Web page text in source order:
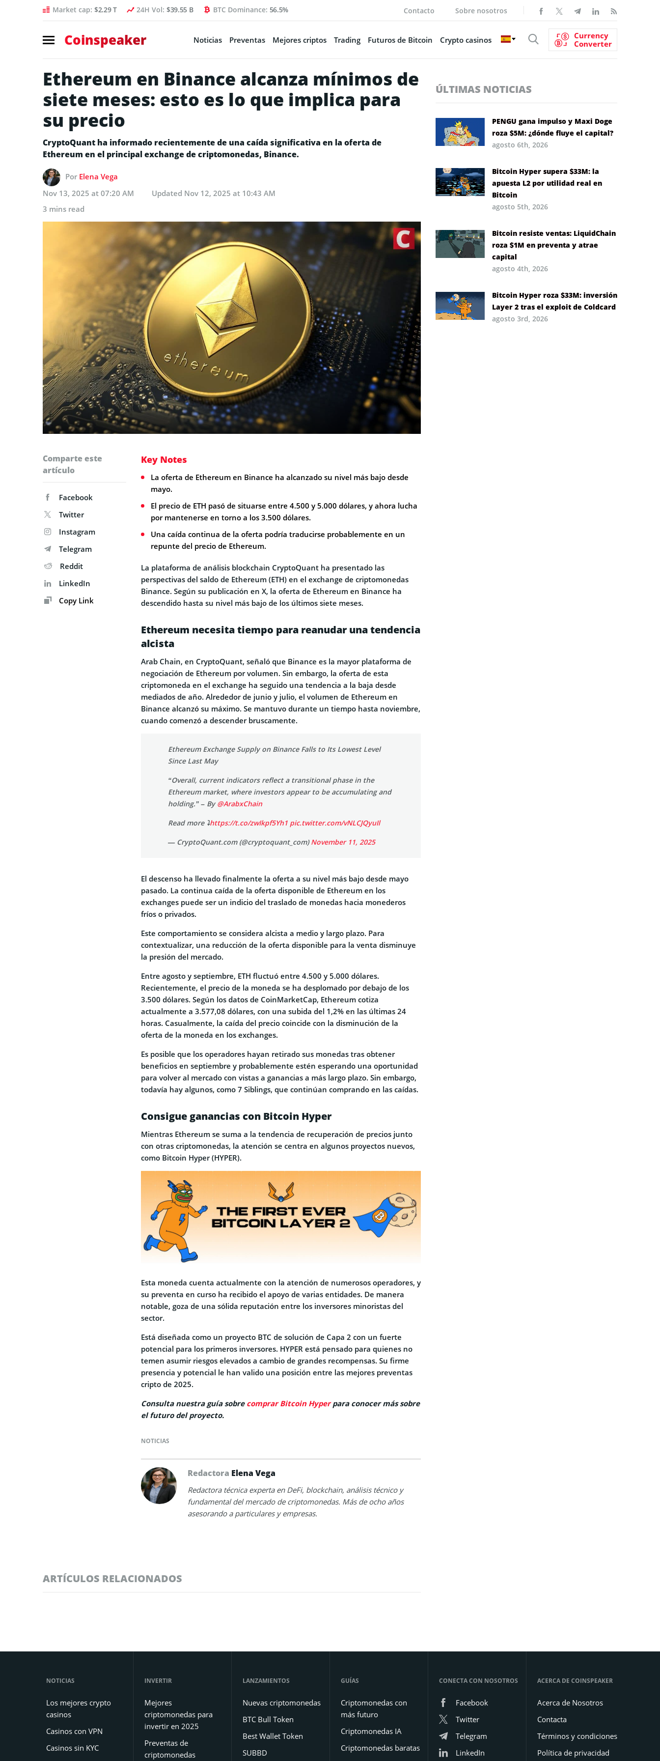
Market cap: $2.29 T 24H Vol: $39.55 B BTC Dominance: 56.5% Contacto Sobre nosotros
Coinspeaker Noticias Preventas Mejores criptos Trading Futuros de Bitcoin Crypto casinos
Currency
Converter
Ethereum en Binance alcanza mínimos de
siete meses: esto es lo que implica para
su precio
CryptoQuant ha informado recientemente de una caída significativa en la oferta de
Ethereum en el principal exchange de criptomonedas, Binance.
Por Elena Vega
Nov 13, 2025 at 07:20 AM
Updated Nov 12, 2025 at 10:43 AM
3 mins read
Comparte este
artículo
Facebook
Twitter
Instagram
Telegram
Reddit
LinkedIn
Copy Link
Key Notes
La oferta de Ethereum en Binance ha alcanzado su nivel más bajo desde
mayo.
El precio de ETH pasó de situarse entre 4.500 y 5.000 dólares, y ahora lucha
por mantenerse en torno a los 3.500 dólares.
Una caída continua de la oferta podría traducirse probablemente en un
repunte del precio de Ethereum.
La plataforma de análisis blockchain CryptoQuant ha presentado las
perspectivas del saldo de Ethereum (ETH) en el exchange de criptomonedas
Binance. Según su publicación en X, la oferta de Ethereum en Binance ha
descendido hasta su nivel más bajo de los últimos siete meses.
Ethereum necesita tiempo para reanudar una tendencia
alcista
Arab Chain, en CryptoQuant, señaló que Binance es la mayor plataforma de
negociación de Ethereum por volumen. Sin embargo, la oferta de esta
criptomoneda en el exchange ha seguido una tendencia a la baja desde
mediados de año. Alrededor de junio y julio, el volumen de Ethereum en
Binance alcanzó su máximo. Se mantuvo durante un tiempo hasta noviembre,
cuando comenzó a descender bruscamente.
Ethereum Exchange Supply on Binance Falls to Its Lowest Level
Since Last May
“Overall, current indicators reflect a transitional phase in the
Ethereum market, where investors appear to be accumulating and
holding.” – By @ArabxChain
Read more ⤵️https://t.co/zwIkpf5Yh1 pic.twitter.com/vNLCJQyuIl
— CryptoQuant.com (@cryptoquant_com)November 11, 2025
El descenso ha llevado finalmente la oferta a su nivel más bajo desde mayo
pasado. La continua caída de la oferta disponible de Ethereum en los
exchanges puede ser un indicio del traslado de monedas hacia monederos
fríos o privados.
Este comportamiento se considera alcista a medio y largo plazo. Para
contextualizar, una reducción de la oferta disponible para la venta disminuye
la presión del mercado.
Entre agosto y septiembre, ETH fluctuó entre 4.500 y 5.000 dólares.
Recientemente, el precio de la moneda se ha desplomado por debajo de los
3.500 dólares. Según los datos de CoinMarketCap, Ethereum cotiza
actualmente a 3.577,08 dólares, con una subida del 1,2% en las últimas 24
horas. Casualmente, la caída del precio coincide con la disminución de la
oferta de la moneda en los exchanges.
Es posible que los operadores hayan retirado sus monedas tras obtener
beneficios en septiembre y probablemente estén esperando una oportunidad
para volver al mercado con vistas a ganancias a más largo plazo. Sin embargo,
todavía hay algunos, como 7 Siblings, que continúan comprando en las caídas.
Consigue ganancias con Bitcoin Hyper
Mientras Ethereum se suma a la tendencia de recuperación de precios junto
con otras criptomonedas, la atención se centra en algunos proyectos nuevos,
como Bitcoin Hyper (HYPER).
Esta moneda cuenta actualmente con la atención de numerosos operadores, y
su preventa en curso ha recibido el apoyo de varias entidades. De manera
notable, goza de una sólida reputación entre los inversores minoristas del
sector.
Está diseñada como un proyecto BTC de solución de Capa 2 con un fuerte
potencial para los primeros inversores. HYPER está pensado para quienes no
temen asumir riesgos elevados a cambio de grandes recompensas. Su firme
presencia y potencial le han valido una posición entre las mejores preventas
cripto de 2025.
Consulta nuestra guía sobre comprar Bitcoin Hyperpara conocer más sobre
el futuro del proyecto.
NOTICIAS
Redactora Elena Vega
Redactora técnica experta en DeFi, blockchain, análisis técnico y
fundamental del mercado de criptomonedas. Más de ocho años
asesorando a particulares y empresas.
ARTÍCULOS RELACIONADOS
ÚLTIMAS NOTICIAS
PENGU gana impulso y Maxi Doge
roza $5M: ¿dónde fluye el capital?
agosto 6th, 2026
Bitcoin Hyper supera $33M: la
apuesta L2 por utilidad real en
Bitcoin
agosto 5th, 2026
Bitcoin resiste ventas: LiquidChain
roza $1M en preventa y atrae
capital
agosto 4th, 2026
Bitcoin Hyper roza $33M: inversión
Layer 2 tras el exploit de Coldcard
agosto 3rd, 2026
NOTICIAS
Los mejores crypto
casinos
Casinos con VPN
Casinos sin KYC
INVERTIR
Mejores
criptomonedas para
invertir en 2025
Preventas de
criptomonedas
LANZAMIENTOS
Nuevas criptomonedas
BTC Bull Token
Best Wallet Token
SUBBD
GUÍAS
Criptomonedas con
más futuro
Criptomonedas IA
Criptomonedas baratas
CONECTA CON NOSOTROS
Facebook
Twitter
Telegram
LinkedIn
ACERCA DE COINSPEAKER
Acerca de Nosotros
Contacta
Términos y condiciones
Política de privacidad